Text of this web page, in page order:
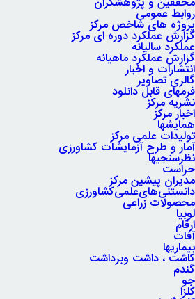
روابط عمومی
پروژه های شاخص مرکز
گزارش عملکرد دوره ای مرکز
عملکرد سالیانه
گزارش عملکرد ماهیانه
انتشارات و اخبار
گالری تصاویر
فرمهای قابل دانلود
نشریه مرکز
اخبار مرکز
همایشها
تولیدات علمی مرکز
آمار و طرح آزمایشات کشاورزی
نظرسنجیها
حراست
مدیران پیشین مرکز
دانستنی‌های‌علمی‌کشاورزی
محصولات زراعی
لوبیا
ارقام
آفات
بیماریها
کاشت ، داشت وبرداشت
گندم
جو
کلزا